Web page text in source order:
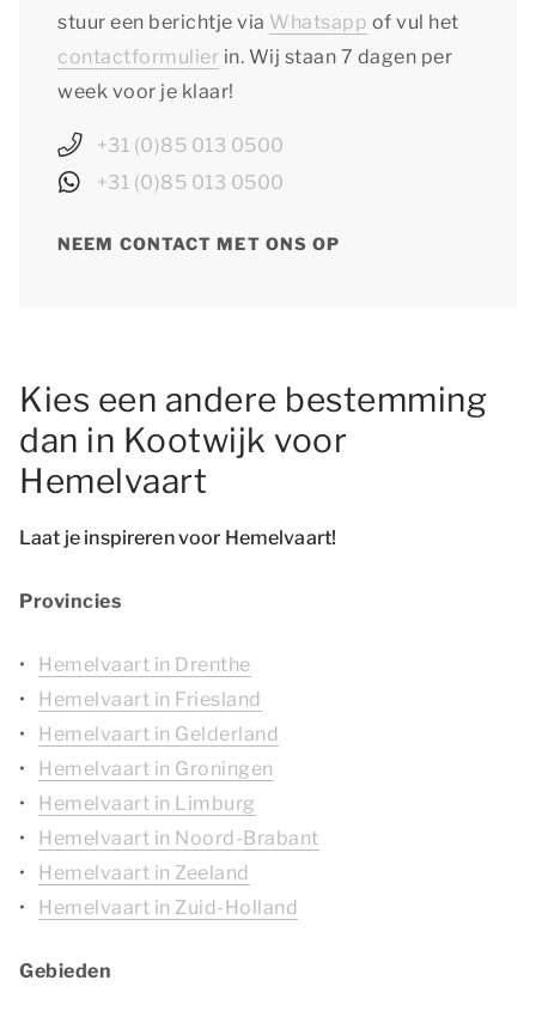
stuur een berichtje via Whatsapp of vul het
contactformulier in. Wij staan 7 dagen per
week voor je klaar!
+31 (0)85 013 0500
+31 (0)85 013 0500
NEEM CONTACT MET ONS OP
Kies een andere bestemming
dan in Kootwijk voor
Hemelvaart
Laat je inspireren voor Hemelvaart!
Provincies
Hemelvaart in Drenthe
Hemelvaart in Friesland
Hemelvaart in Gelderland
Hemelvaart in Groningen
Hemelvaart in Limburg
Hemelvaart in Noord-Brabant
Hemelvaart in Zeeland
Hemelvaart in Zuid-Holland
Gebieden